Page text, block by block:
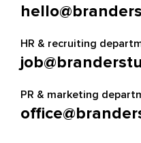
HR & recruiting
PR & marketing